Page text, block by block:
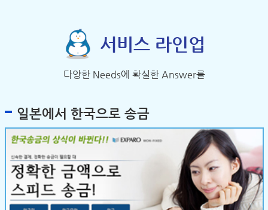
서비스 라인업
다양한 Needs에 확실한 Answer를
일본에서 한국으로 송금